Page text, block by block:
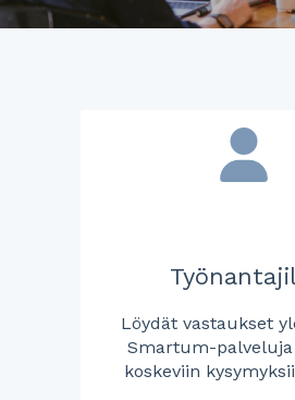
Löydät vastaukset
Smartum-
koskeviin